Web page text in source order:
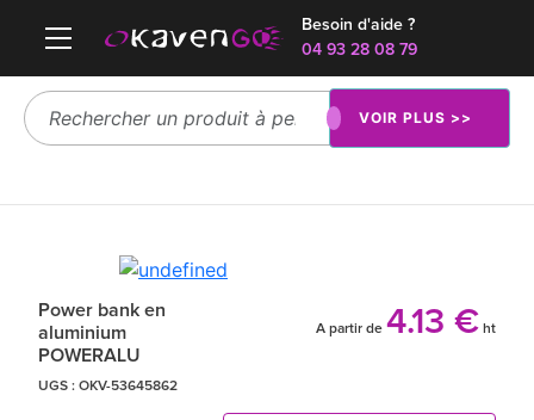
Besoin d'aide ?
04 93 28 08 79
VOIR PLUS >>
Power bank en
aluminium
POWERALU
A partir de 4.13 € ht
UGS : OKV-53645862